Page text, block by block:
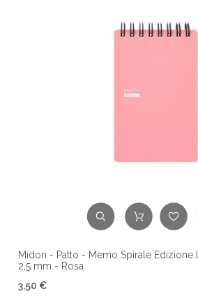
Midori - Patto - Memo Spirale Edizione
2,5 mm - Rosa
3,50 €